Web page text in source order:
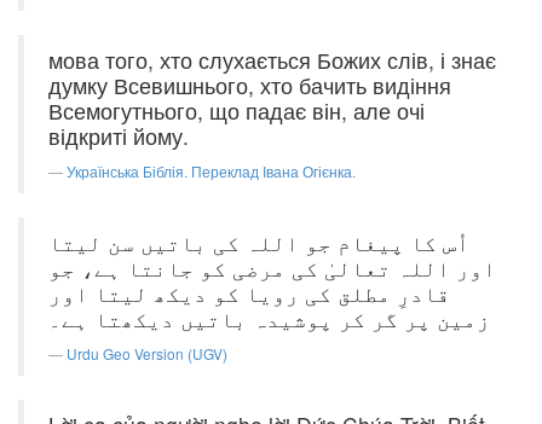
мова того, хто слухається Божих слів, і знає
думку Всевишнього, хто бачить видіння
Всемогутнього, що падає він, але очі
відкриті йому.
Українська Біблія. Переклад Івана Огієнка.
اُس کا پیغام جو اللہ کی باتیں سن لیتا
اور اللہ تعالیٰ کی مرضی کو جانتا ہے، جو
قادرِ مطلق کی رویا کو دیکھ لیتا اور
زمین پر گر کر پوشیدہ باتیں دیکھتا ہے۔
Urdu Geo Version (UGV)